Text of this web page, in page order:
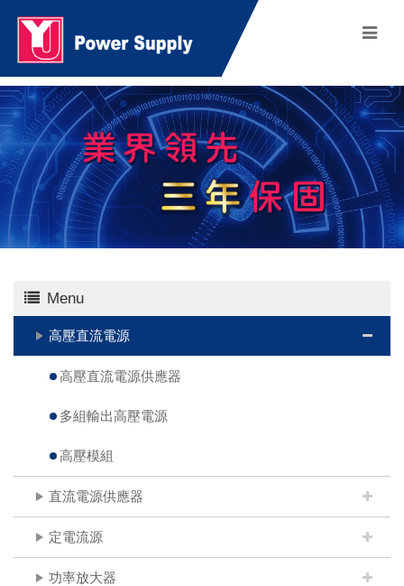
Menu
高壓直流電源
高壓直流電源供應器
多組輸出高壓電源
高壓模組
直流電源供應器
定電流源
功率放大器